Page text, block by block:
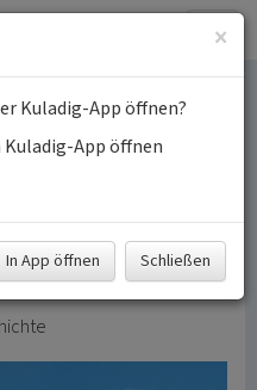
nie allein
zum 100.
Rathaus Altenheim
×
Kuladig-App öffnen?
App öffnen
In App öffnen Schließen